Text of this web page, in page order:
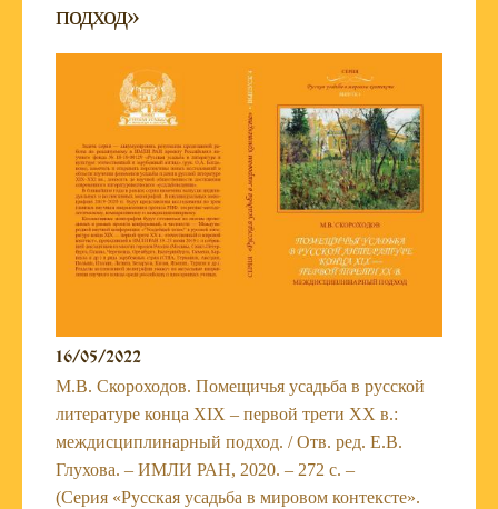
подход»
16/05/2022
М.В. Скороходов. Помещичья усадьба в русской
литературе конца XIX – первой трети XX в.:
междисциплинарный подход. / Отв. ред. Е.В.
Глухова. – ИМЛИ РАН, 2020. – 272 с. –
(Серия «Русская усадьба в мировом контексте».